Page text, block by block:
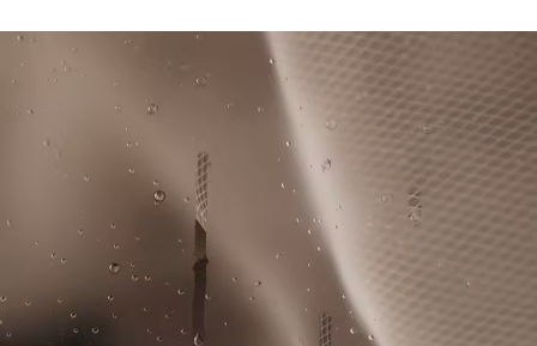
traspirante
Busto e maniche a righe a contrasto
Logo Novak Djokovic sotto il collo sul retro
Coccodrilli in silicone sul petto e sulla gamba destra
NON ASCIUGARE A SECCO
FERRO A BASSA TEMPERATURA MAX 110
GRADI CELSIUS
NON LAVARE A SECCO
ASCIUGARE STESO
processo di produzione. Trasparenza della catena del
valore, conoscenza dei fornitori e dell'ecosistema... nessun
filo si intreccia senza la supervisione del Coccodrillo.
Scopri di più qui